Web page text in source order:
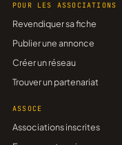
POUR LES ASSOCIATIONS
Revendiquer sa fiche
Publier une annonce
Créer un réseau
Trouver un partenariat
ASSOCE
Associations inscrites